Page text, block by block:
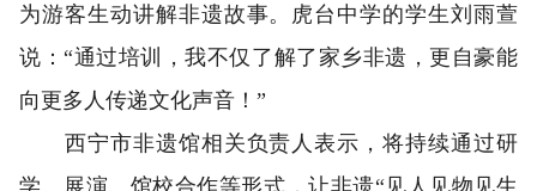
为游客生动讲解非遗故事。虎台中学的学生刘雨萱
说：“通过培训，我不仅了解了家乡非遗，更自豪能
向更多人传递文化声音！”
西宁市非遗馆相关负责人表示，将持续通过研
学、展演、馆校合作等形式，让非遗“见人见物见生